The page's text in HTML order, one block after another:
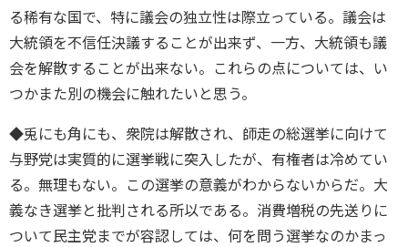
る稀有な国で、特に議会の独立性は際立っている。議会は
大統領を不信任決議することが出来ず、一方、大統領も議
会を解散することが出来ない。これらの点については、い
つかまた別の機会に触れたいと思う。
◆兎にも角にも、衆院は解散され、師走の総選挙に向けて
与野党は実質的に選挙戦に突入したが、有権者は冷めてい
る。無理もない。この選挙の意義がわからないからだ。大
義なき選挙と批判される所以である。消費増税の先送りに
ついて民主党までが容認しては、何を問う選挙なのかまっ